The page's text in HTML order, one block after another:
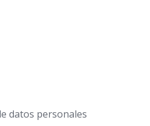
datos personales